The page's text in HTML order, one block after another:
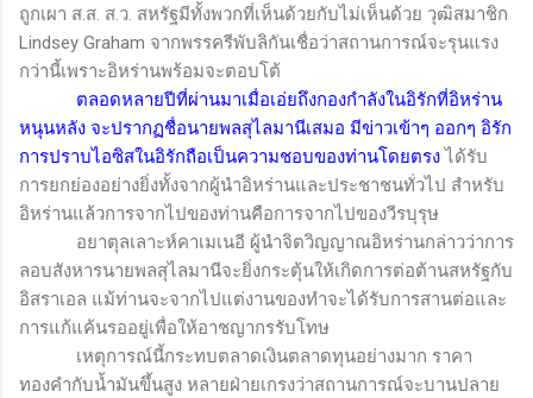
ถูกเผา ส.ส. ส.ว. สหรัฐมีทั้งพวกที่เห็นด้วยกับไม่เห็นด้วย วุฒิสมาชิก
Lindsey Graham จากพรรครีพับลิกันเชื่อว่าสถานการณ์จะรุนแรง
กว่านี้เพราะอิหร่านพร้อมจะตอบโต้
ตลอดหลายปีที่ผ่านมาเมื่อเอ่ยถึงกองกำลังในอิรักที่อิหร่าน
หนุนหลัง จะปรากฏชื่อนายพลสุไลมานีเสมอ มีข่าวเข้าๆ ออกๆ อิรัก
การปราบไอซิสในอิรักถือเป็นความชอบของท่านโดยตรงได้รับ
การยกย่องอย่างยิ่งทั้งจากผู้นำอิหร่านและประชาชนทั่วไป สำหรับ
อิหร่านแล้วการจากไปของท่านคือการจากไปของวีรบุรุษ
อยาตุลเลาะห์คาเมเนอี ผู้นำจิตวิญญาณอิหร่านกล่าวว่าการ
ลอบสังหารนายพลสุไลมานีจะยิ่งกระตุ้นให้เกิดการต่อต้านสหรัฐกับ
อิสราเอล แม้ท่านจะจากไปแต่งานของทำจะได้รับการสานต่อและ
การแก้แค้นรออยู่เพื่อให้อาชญากรรับโทษ
เหตุการณ์นี้กระทบตลาดเงินตลาดทุนอย่างมาก ราคา
ทองคำกับน้ำมันขึ้นสูง หลายฝ่ายเกรงว่าสถานการณ์จะบานปลาย